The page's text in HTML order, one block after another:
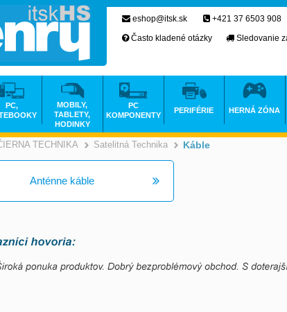
TECHNIKA >
Satelitná Technika >
Káble
Anténne káble
eshop@itsk.sk +421 37 6503 908
Často kladené otázky
Sledovanie
PC,
MOBILY,
TABLETY,
HODINKY
PC
KOMPONENTY
PERIFÉRIE HERNÁ ZÓNA